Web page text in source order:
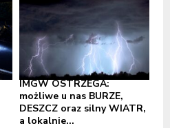
IMGW OSTRZEGA:
możliwe u nas BURZE,
DESZCZ oraz silny WIATR,
a lokalnie...